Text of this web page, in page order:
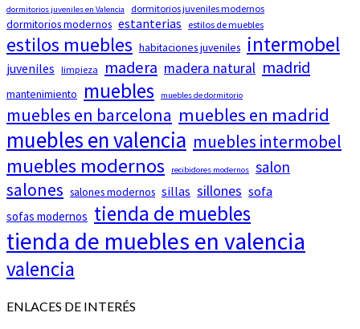
dormitorios juveniles en Valencia dormitorios juveniles modernos
dormitorios modernos estanterias estilos de muebles
estilos muebles habitaciones juveniles intermobel
juveniles limpieza madera madera natural madrid
mantenimiento muebles muebles de dormitorio
muebles en barcelona muebles en madrid
muebles en valencia muebles intermobel
muebles modernos recibidores modernos salon
salones salones modernos sillas sillones sofa
sofas modernos tienda de muebles
tienda de muebles en valencia
valencia
ENLACES DE INTERÉS